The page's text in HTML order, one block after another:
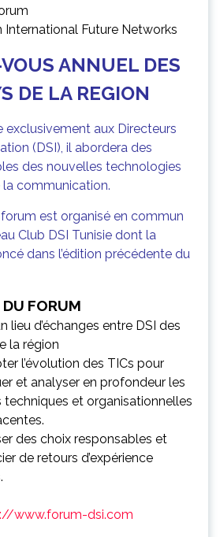
International Future Networks
ANNUEL DES
DE LA REGION
exclusivement aux Directeurs
(DSI), il abordera des
des nouvelles technologies
la communication.
est organisé en commun
Club DSI Tunisie dont la
dans l’édition précédente du
FORUM
lieu d’échanges entre DSI des
la région
l’évolution des TICs pour
et analyser en profondeur les
techniques et organisationnelles
des choix responsables et
de retours d’expérience
www.forum-dsi.com